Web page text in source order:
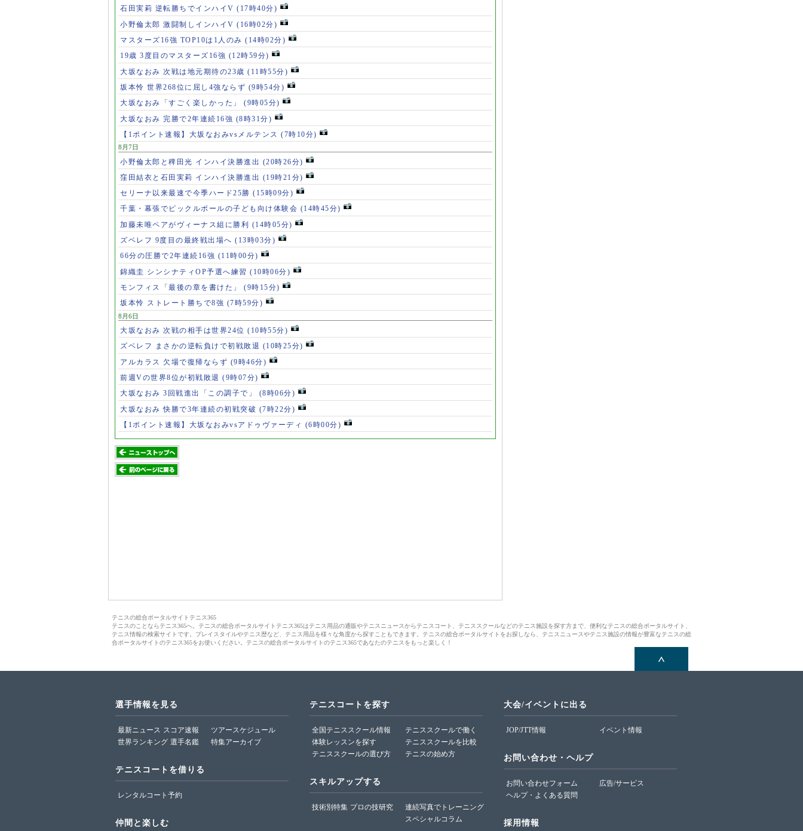
石田実莉 逆転勝ちでインハイV (17時40分)
小野倫太郎 激闘制しインハイV (16時02分)
マスターズ16強 TOP10は1人のみ (14時02分)
19歳 3度目のマスターズ16強 (12時59分)
大坂なおみ 次戦は地元期待の23歳 (11時55分)
坂本怜 世界268位に屈し4強ならず (9時54分)
大坂なおみ「すごく楽しかった」 (9時05分)
大坂なおみ 完勝で2年連続16強 (8時31分)
【1ポイント速報】大坂なおみvsメルテンス (7時10分)
8月7日
小野倫太郎と稗田光 インハイ決勝進出 (20時26分)
窪田結衣と石田実莉 インハイ決勝進出 (19時21分)
セリーナ以来最速で今季ハード25勝 (15時09分)
千葉・幕張でピックルボールの子ども向け体験会 (14時45分)
加藤未唯ペアがヴィーナス組に勝利 (14時05分)
ズベレフ 9度目の最終戦出場へ (13時03分)
66分の圧勝で2年連続16強 (11時00分)
錦織圭 シンシナティOP予選へ練習 (10時06分)
モンフィス「最後の章を書けた」 (9時15分)
坂本怜 ストレート勝ちで8強 (7時59分)
8月6日
大坂なおみ 次戦の相手は世界24位 (10時55分)
ズベレフ まさかの逆転負けで初戦敗退 (10時25分)
アルカラス 欠場で復帰ならず (9時46分)
前週Vの世界8位が初戦敗退 (9時07分)
大坂なおみ 3回戦進出「この調子で」 (8時06分)
大坂なおみ 快勝で3年連続の初戦突破 (7時22分)
【1ポイント速報】大坂なおみvsアドゥヴァーディ (6時00分)
テニスの総合ポータルサイトテニス365
テニスのことならテニス365へ。テニスの総合ポータルサイトテニス365はテニス用品の通販やテニスニュースからテニスコート、テニススクールなどのテニス施設を探す方まで、便利なテニスの総合ポータルサイト、
テニス情報の検索サイトです。プレイスタイルやテニス歴など、テニス用品を様々な角度から探すこともできます。テニスの総合ポータルサイトをお探しなら、テニスニュースやテニス施設の情報が豊富なテニスの総
合ポータルサイトのテニス365をお使いください。テニスの総合ポータルサイトのテニス365であなたのテニスをもっと楽しく！
選手情報を見る
最新ニュース スコア速報
世界ランキング 選手名鑑
ツアースケジュール
特集アーカイブ
テニスコートを借りる
レンタルコート予約
仲間と楽しむ
テニスコートを探す
全国テニススクール情報
体験レッスンを探す
テニススクールの選び方
テニススクールで働く
テニススクールを比較
テニスの始め方
スキルアップする
技術別特集 プロの技研究
連続写真でトレーニング
スペシャルコラム
大会/イベントに出る
JOP/JTT情報 イベント情報
お問い合わせ・ヘルプ
お問い合わせフォーム
ヘルプ・よくある質問
広告/サービス
採用情報